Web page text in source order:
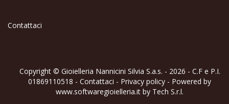
Contattaci
Copyright © Gioielleria Nannicini Silvia S.a.s. - 2026 - C.F e P.I.
01869110518 - Contattaci - Privacy policy - Powered by
www.softwaregioielleria.it by Tech S.r.l.